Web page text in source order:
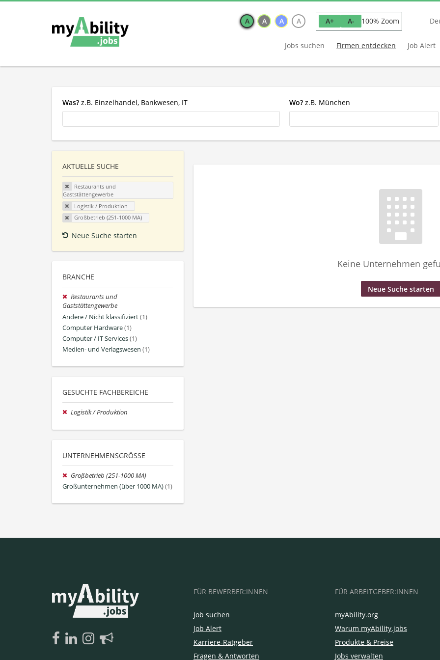
A A A A A+ A- 100% Zoom
Jobs suchen Firmen entdecken Job Alert
Was? z.B. Einzelhandel, Bankwesen, IT Wo? z.B. München
AKTUELLE SUCHE
Restaurants und
Gaststättengewerbe
Logistik / Produktion
Großbetrieb (251-1000 MA)
Neue Suche starten
BRANCHE
Restaurants und
Gaststättengewerbe
Andere / Nicht klassifiziert(1)
Computer Hardware(1)
Computer / IT Services(1)
Medien- und Verlagswesen (1)
GESUCHTE FACHBEREICHE
Logistik / Produktion
UNTERNEHMENSGRÖSSE
Großbetrieb (251-1000 MA)
Großunternehmen (über 1000 MA)(1)
Keine Unternehmen
Neue Suche starten
FÜR BEWERBER:INNEN
Job suchen
Job Alert
Karriere-Ratgeber
Fragen & Antworten
FÜR ARBEITGEBER:INNEN
myAbility.org
Warum myAbility.jobs
Produkte & Preise
Jobs verwalten